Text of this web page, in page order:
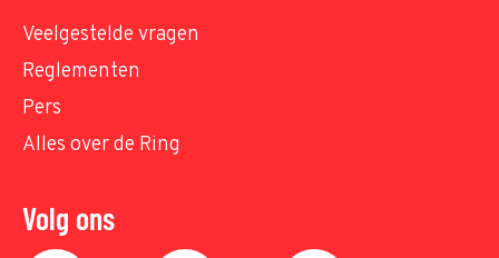
Veelgestelde vragen
Reglementen
Pers
Alles over de Ring
Volg ons